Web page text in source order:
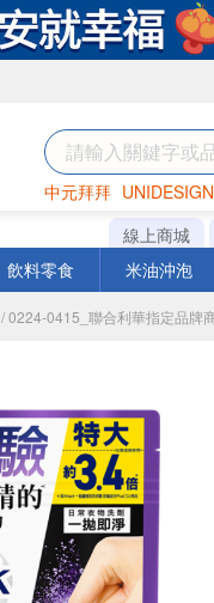
中元拜拜 UNIDESIGN
罐頭 咖啡
線上商城
飲料零食 米油沖泡
/ 0224-0415_聯合利華指定品牌